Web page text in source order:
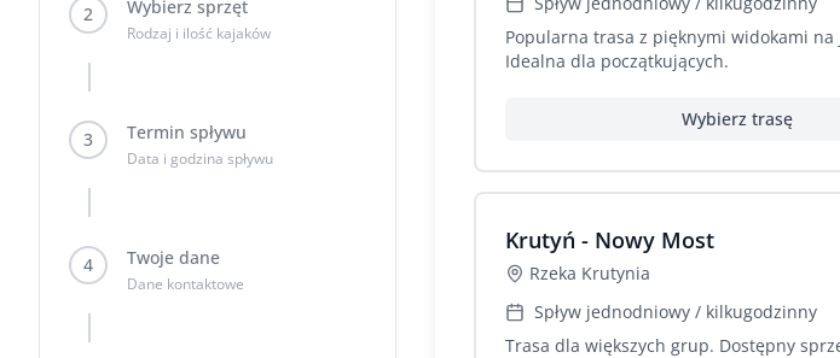
2 Wybierz sprzęt
Rodzaj i ilość kajaków
3 Termin spływu
Data i godzina spływu
4 Twoje dane
Dane kontaktowe
Popularna trasa z pięknymi widokami na
Idealna dla początkujących.
Wybierz trasę
Krutyń - Nowy Most
Rzeka Krutynia
Spływ jednodniowy / kilkugodzinny
Trasa dla większych grup. Dostępny